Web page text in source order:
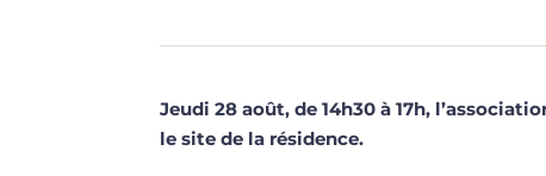
Jeudi 28 août, de 14h30 à 17h,
le site de la résidence.